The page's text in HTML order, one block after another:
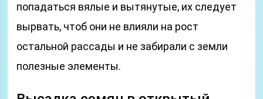
попадаться вялые и вытянутые, их следует
вырвать, чтоб они не влияли на рост
остальной рассады и не забирали с земли
полезные элементы.